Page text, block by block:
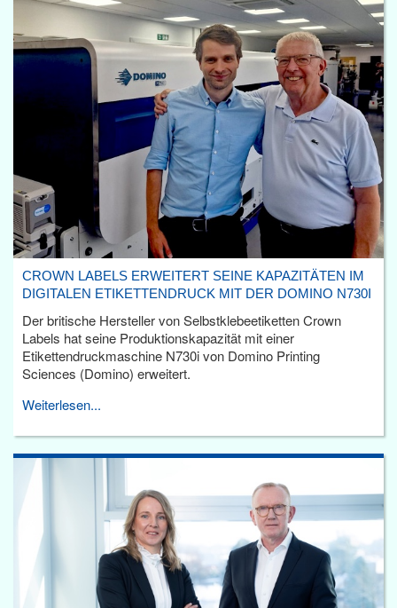
CROWN LABELS ERWEITERT SEINE KAPAZITÄTEN IM
DIGITALEN ETIKETTENDRUCK MIT DER DOMINO N730I
Der britische Hersteller von Selbstklebeetiketten Crown
Labels hat seine Produktionskapazität mit einer
Etikettendruckmaschine N730i von Domino Printing
Sciences (Domino) erweitert.
Weiterlesen...